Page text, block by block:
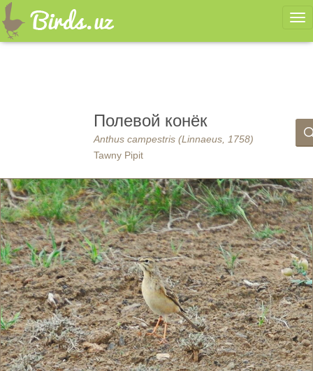
Полевой конёк
Anthus campestris (Linnaeus, 1758)
Tawny Pipit